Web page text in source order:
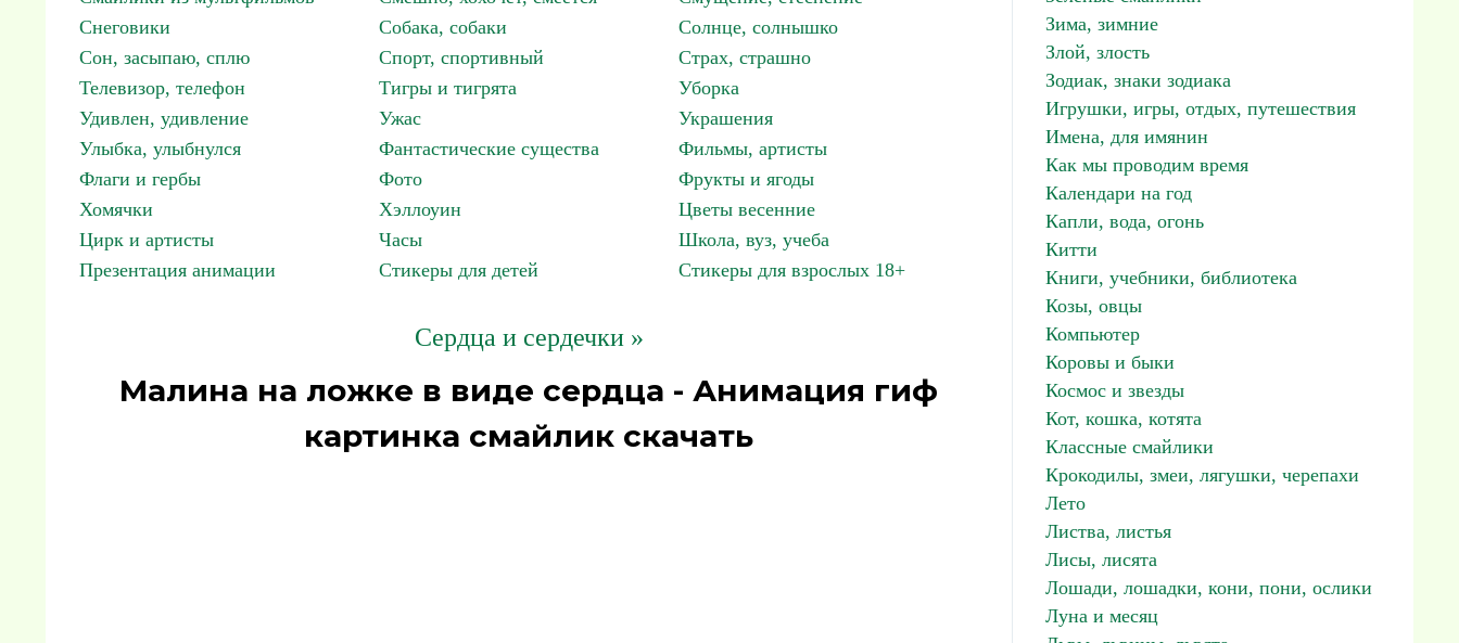
Снеговики
Собака, собаки
Солнце, солнышко
Сон, засыпаю, сплю
Спорт, спортивный
Страх, страшно
Телевизор, телефон
Тигры и тигрята
Уборка
Удивлен, удивление
Ужас
Украшения
Улыбка, улыбнулся
Фантастические существа
Фильмы, артисты
Флаги и гербы
Фото
Фрукты и ягоды
Хомячки
Хэллоуин
Цветы весенние
Цирк и артисты
Часы
Школа, вуз, учеба
Презентация анимации
Стикеры для детей Стикеры для взрослых 18+
Сердца и сердечки »
Малина на ложке в виде сердца - Анимация гиф
картинка смайлик скачать
Зима, зимние
Злой, злость
Зодиак, знаки зодиака
Игрушки, игры, отдых, путешествия
Имена, для имянин
Как мы проводим время
Календари на год
Капли, вода, огонь
Китти
Книги, учебники, библиотека
Козы, овцы
Компьютер
Коровы и быки
Космос и звезды
Кот, кошка, котята
Классные смайлики
Крокодилы, змеи, лягушки, черепахи
Лето
Листва, листья
Лисы, лисята
Лошади, лошадки, кони, пони, ослики
Луна и месяц